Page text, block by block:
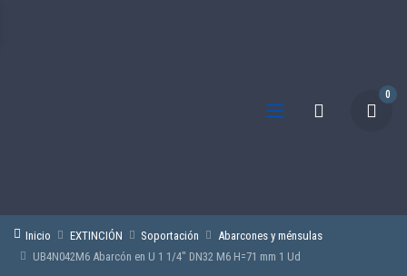
0
Inicio EXTINCIÓN Soportación
Abarcones y ménsulas
UB4N042M6 Abarcón en U 1 1/4″ DN32 M6 H=71 mm 1 Ud